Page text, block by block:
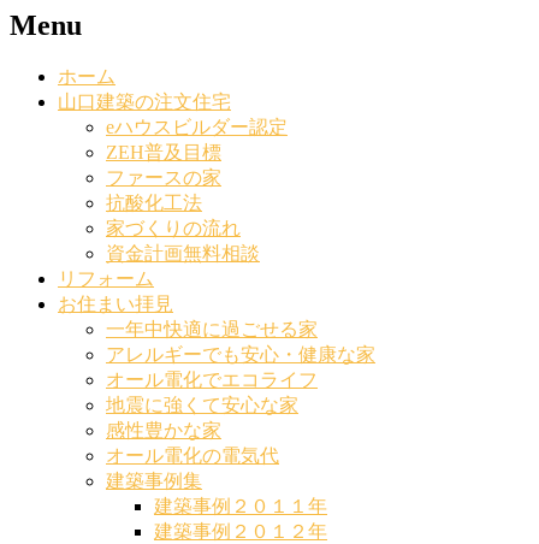
Menu
ホーム
山口建築の注文住宅
eハウスビルダー認定
ZEH普及目標
ファースの家
抗酸化工法
家づくりの流れ
資金計画無料相談
リフォーム
お住まい拝見
一年中快適に過ごせる家
アレルギーでも安心・健康な家
オール電化でエコライフ
地震に強くて安心な家
感性豊かな家
オール電化の電気代
建築事例集
建築事例２０１１年
建築事例２０１２年